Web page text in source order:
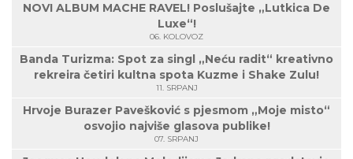
NOVI ALBUM MACHE RAVEL! Poslušajte „Lutkica De
Luxe“!
06. KOLOVOZ
Banda Turizma: Spot za singl „Neću radit“ kreativno
rekreira četiri kultna spota Kuzme i Shake Zulu!
11. SRPANJ
Hrvoje Burazer Pavešković s pjesmom „Moje misto“
osvojio najviše glasova publike!
07. SRPANJ